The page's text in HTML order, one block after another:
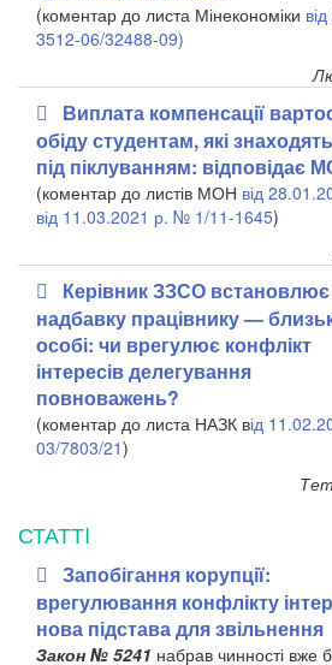
(коментар до листа Мінекономіки
3512-06/32488-09)
Виплата компенсації
обіду студентам, які
під піклуванням: відповідає
(коментар до листів МОН від
від 11.03.2021 р. № 1/11-1645)
Керівник ЗЗСО встановлює
надбавку працівнику —
особі: чи врегулює конфлікт
інтересів делегування
повноважень?
(коментар до листа НАЗК від
03/7803/21)
СТАТТI
Запобігання корупції:
врегулювання конфлікту
нова підстава для звільнення
Закон № 5241 набрав чинності вже